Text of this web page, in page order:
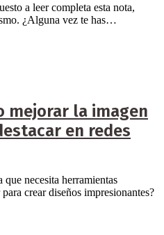
a leer completa esta nota,
¿Alguna vez te has…
mejorar la imagen
en redes
que necesita herramientas
crear diseños impresionantes?